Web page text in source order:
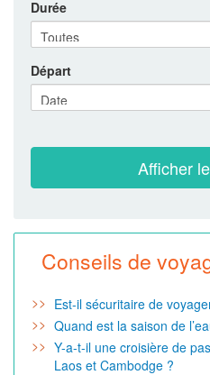
Durée
Départ
Conseils de
Est-il sécuritaire de
Quand est la saison de
Y-a-t-il une croisière de
Laos et Cambodge ?